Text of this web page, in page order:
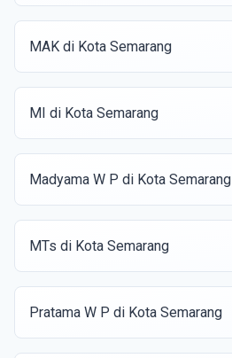
MAK di Kota Semarang
MI di Kota Semarang
Madyama W P di Kota Semarang
MTs di Kota Semarang
Pratama W P di Kota Semarang